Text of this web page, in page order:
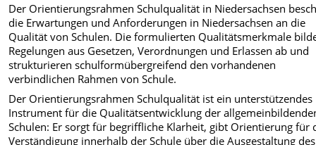
Der Orientierungsrahmen Schulqualität in Niedersachsen
die Erwartungen und Anforderungen in Niedersachsen an die
Qualität von Schulen. Die formulierten Qualitätsmerkmale
Regelungen aus Gesetzen, Verordnungen und Erlassen ab und
strukturieren schulformübergreifend den vorhandenen
verbindlichen Rahmen von Schule.
Der Orientierungsrahmen Schulqualität ist ein unterstützendes
Instrument für die Qualitätsentwicklung der
Schulen: Er sorgt für begriffliche Klarheit, gibt Orientierung für
Verständigung innerhalb der Schule über die Ausgestaltung des